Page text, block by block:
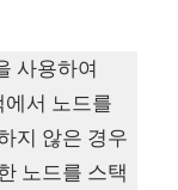
사용하여
서 노드를
지 않은 경우
노드를 스택